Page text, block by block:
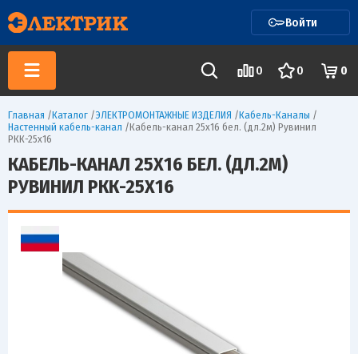
Войти
0 0 0
Главная /Каталог /ЭЛЕКТРОМОНТАЖНЫЕ ИЗДЕЛИЯ /Кабель-Каналы /
Настенный кабель-канал /Кабель-канал 25х16 бел. (дл.2м) Рувинил
РКК-25х16
КАБЕЛЬ-КАНАЛ 25Х16 БЕЛ. (ДЛ.2М)
РУВИНИЛ РКК-25Х16